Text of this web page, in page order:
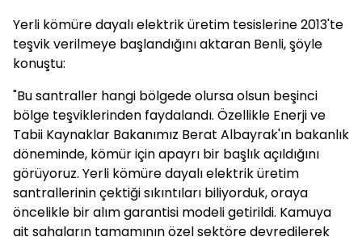
Yerli kömüre dayalı elektrik üretim tesislerine 2013'te
teşvik verilmeye başlandığını aktaran Benli, şöyle
konuştu:
"Bu santraller hangi bölgede olursa olsun beşinci
bölge teşviklerinden faydalandı. Özellikle Enerji ve
Tabii Kaynaklar Bakanımız Berat Albayrak'ın bakanlık
döneminde, kömür için apayrı bir başlık açıldığını
görüyoruz. Yerli kömüre dayalı elektrik üretim
santrallerinin çektiği sıkıntıları biliyorduk, oraya
öncelikle bir alım garantisi modeli getirildi. Kamuya
ait sahaların tamamının özel sektöre devredilerek